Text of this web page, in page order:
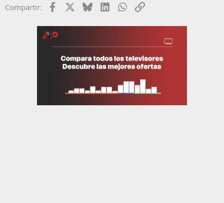
e
Compartir: Facebook BlueskyLinkedInWhatsApp
Enlace